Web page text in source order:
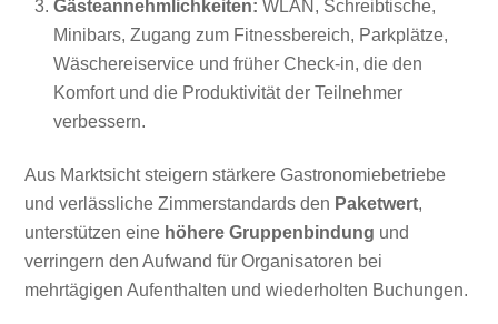
Gästeannehmlichkeiten: WLAN, Schreibtische,
Minibars, Zugang zum Fitnessbereich, Parkplätze,
Wäschereiservice und früher Check-in, die den
Komfort und die Produktivität der Teilnehmer
verbessern.
Aus Marktsicht steigern stärkere Gastronomiebetriebe
und verlässliche Zimmerstandards den Paketwert,
unterstützen eine höhere Gruppenbindung und
verringern den Aufwand für Organisatoren bei
mehrtägigen Aufenthalten und wiederholten Buchungen.